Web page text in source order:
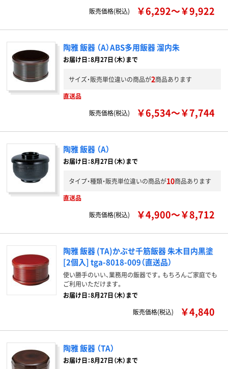
販売価格(税込)
￥6,292～￥9,922
陶雅 飯器 （A）ABS多用飯器 溜内朱
お届け日：8月27日（木）まで
サイズ・販売単位違いの商品が2商品あります
直送品
販売価格(税込)
￥6,534～￥7,744
陶雅 飯器 （A）
お届け日：8月27日（木）まで
タイプ・種類・販売単位違いの商品が10商品あります
直送品
販売価格(税込)
￥4,900～￥8,712
陶雅 飯器 (TA)かぶせ千筋飯器 朱木目内黒塗
[2個入] tga-8018-009（直送品）
使い勝手のいい、業務用の飯器です。もちろんご家庭でも
ご利用いただけます。
お届け日：8月27日（木）まで
販売価格(税込)
￥4,840
陶雅 飯器 （TA）
お届け日：8月27日（木）まで